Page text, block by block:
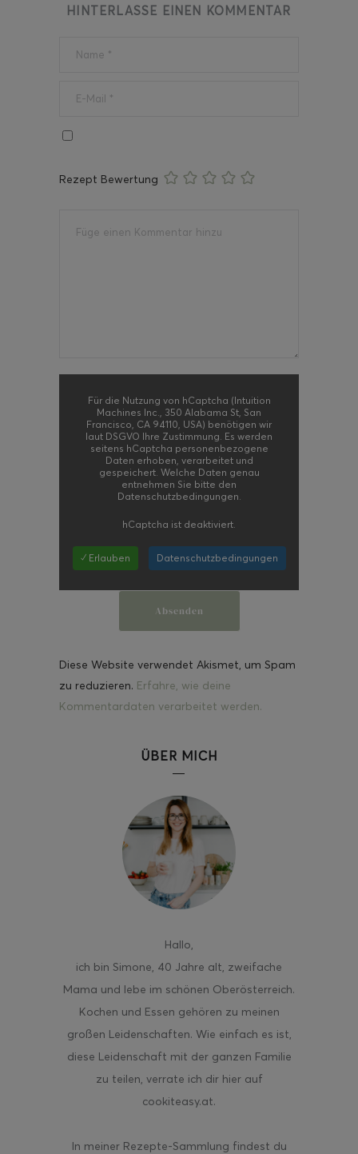
HINTERLASSE EINEN KOMMENTAR
Rezept Bewertung
Für die Nutzung von hCaptcha (Intuition
Machines Inc., 350 Alabama St, San
Francisco, CA 94110, USA) benötigen wir
laut DSGVO Ihre Zustimmung. Es werden
seitens hCaptcha personenbezogene
Daten erhoben, verarbeitet und
gespeichert. Welche Daten genau
entnehmen Sie bitte den
Datenschutzbedingungen.
hCaptcha ist deaktiviert.
✓ Erlauben Datenschutzbedingungen
Diese Website verwendet Akismet, um Spam
zu reduzieren. Erfahre, wie deine
Kommentardaten verarbeitet werden.
ÜBER MICH
Hallo,
ich bin Simone, 40 Jahre alt, zweifache
Mama und lebe im schönen Oberösterreich.
Kochen und Essen gehören zu meinen
großen Leidenschaften. Wie einfach es ist,
diese Leidenschaft mit der ganzen Familie
zu teilen, verrate ich dir hier auf
cookiteasy.at.
In meiner Rezepte-Sammlung findest du